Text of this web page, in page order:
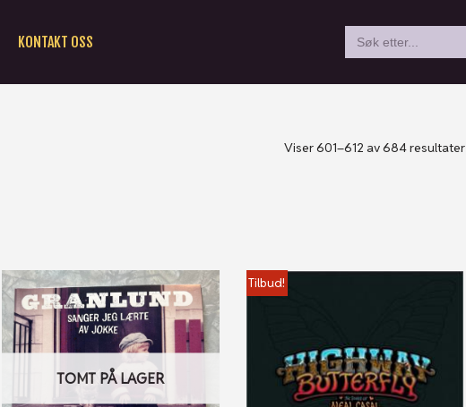
KONTAKT OSS
Search
for:
Viser 601–612 av 684 resultater
TOMT PÅ LAGER
Tilbud!